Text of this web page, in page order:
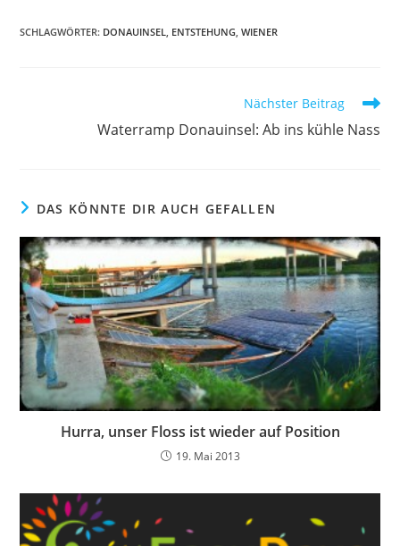
SCHLAGWÖRTER: DONAUINSEL ENTSTEHUNG WIENER
Nächster Beitrag
Waterramp Donauinsel: Ab ins kühle Nass
DAS KÖNNTE DIR AUCH GEFALLEN
Hurra, unser Floss ist wieder auf Position
19. Mai 2013